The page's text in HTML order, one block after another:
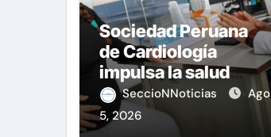
Sociedad Peruana
de Cardiología
impulsa la salud
materna
SeccioNNoticias
Ago
5, 2026